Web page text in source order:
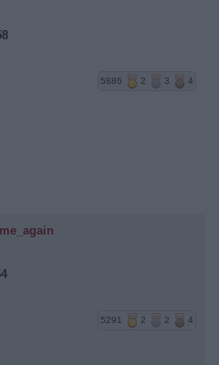
5886 2 3 4
5291 2 2 4